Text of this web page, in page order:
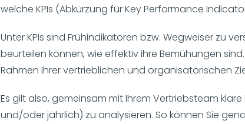
welche KPIs (Abkürzung für Key Performance
Unter KPIs sind Frühindikatoren bzw. Wegweiser zu
beurteilen können, wie effektiv ihre Bemühungen
Rahmen Ihrer vertrieblichen und organisatorischen
Es gilt also, gemeinsam mit Ihrem Vertriebsteam
und/oder jährlich) zu analysieren. So können Sie